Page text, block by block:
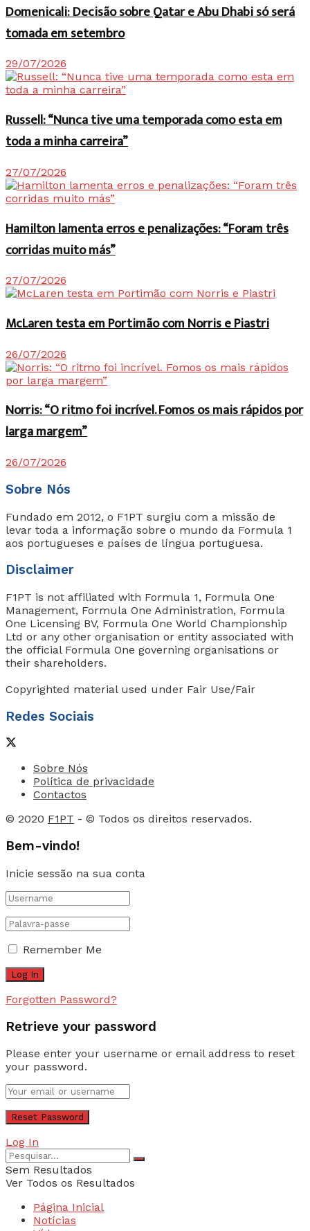
Domenicali: Decisão sobre Qatar e Abu Dhabi só será
tomada em setembro
29/07/2026
Russell: “Nunca tive uma temporada como esta em
toda a minha carreira”
27/07/2026
Hamilton lamenta erros e penalizações: “Foram três
corridas muito más”
27/07/2026
McLaren testa em Portimão com Norris e Piastri
26/07/2026
Norris: “O ritmo foi incrível. Fomos os mais rápidos por
larga margem”
26/07/2026
Sobre Nós
Fundado em 2012, o F1PT surgiu com a missão de
levar toda a informação sobre o mundo da Formula 1
aos portugueses e países de língua portuguesa.
Disclaimer
F1PT is not affiliated with Formula 1, Formula One
Management, Formula One Administration, Formula
One Licensing BV, Formula One World Championship
Ltd or any other organisation or entity associated with
the official Formula One governing organisations or
their shareholders.
Copyrighted material used under Fair Use/Fair
Redes Sociais
Sobre Nós
Política de privacidade
Contactos
© 2020 F1PT - © Todos os direitos reservados.
Bem-vindo!
Inicie sessão na sua conta
Remember Me
Forgotten Password?
Retrieve your password
Please enter your username or email address to reset
your password.
Log In
Sem Resultados
Ver Todos os Resultados
Página Inicial
Notícias